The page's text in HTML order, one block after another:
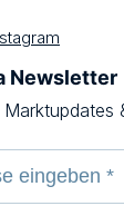
Newsletter